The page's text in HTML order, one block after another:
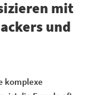
mit
und
komplexe